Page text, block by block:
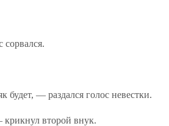
— раздался голос невестки.
второй внук.